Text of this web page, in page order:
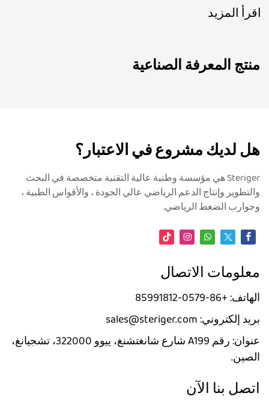
اقرأ المزيد
منتج المعرفة الصناعية
هل لديك مشروع في الاعتبار؟
Steriger هي مؤسسة وطنية عالية التقنية متخصصة في البحث
والتطوير وإنتاج الدعم الرياضي عالي الجودة ، والأقواس الطبية ،
وجوارب الضغط الرياضي.
معلومات الاتصال
الهاتف: +86-0579-85991812
بريد إلكتروني: sales@steriger.com
عنوان: رقم A199 شارع شانغتشنغ، ييوو 322000، تشجيانغ،
الصين.
اتصل بنا الآن